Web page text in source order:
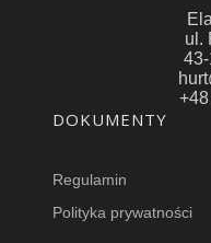
ul.
Linki w stopce
DOKUMENTY
Regulamin
Polityka prywatności